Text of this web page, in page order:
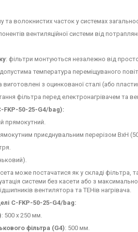
та волокнистих часток у системах
вентиляційної системи від
: фільтри монтуються незалежно від
температура переміщуваного
виготовлені з оцинкованої сталі (або
фільтра перед електронагрівачем та
50-25-G4/bag):
прямокутний.
приєднувальним перерізом BxH
може постачатися як у складі фільтра,
системи без касети або з
вентилятора та ТЕНів нагрівача.
C-FKP-50-25-G4/bag:
: 500 x 250 мм.
фільтра (G4): 500 мм.